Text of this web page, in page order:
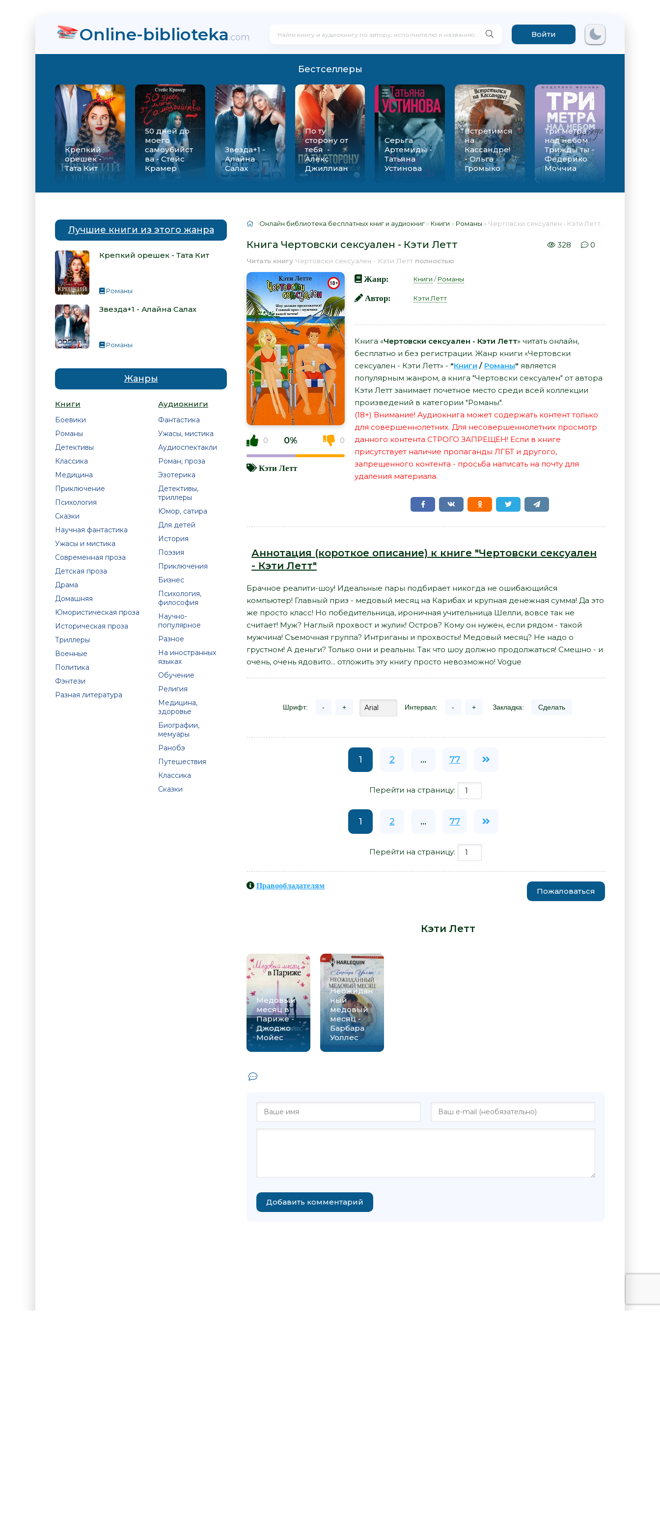
Online-biblioteka.com Войти
Бестселлеры
Крепкий
орешек -
Тата Кит
50 дней до
моего
самоубийст
ва - Стейс
Крамер
Звезда+1 -
Алайна
Салах
По ту
сторону от
тебя -
Алекс
Джиллиан
Серьга
Артемиды -
Татьяна
Устинова
Встретимся
на
Кассандре!
- Ольга
Громыко
Три метра
над небом.
Трижды ты -
Федерико
Моччиа
Лучшие книги из этого жанра
Крепкий орешек - Тата Кит
Романы
Звезда+1 - Алайна Салах
Романы
Жанры
Книги
Боевики
Романы
Детективы
Классика
Медицина
Приключение
Психология
Сказки
Научная фантастика
Ужасы и мистика
Современная проза
Детская проза
Драма
Домашняя
Юмористическая проза
Историческая проза
Триллеры
Военные
Политика
Фэнтези
Разная литература
Аудиокниги
Фантастика
Ужасы, мистика
Аудиоспектакли
Роман, проза
Эзотерика
Детективы,
триллеры
Юмор, сатира
Для детей
История
Поэзия
Приключения
Бизнес
Психология,
философия
Научно-
популярное
Разное
На иностранных
языках
Обучение
Религия
Медицина,
здоровье
Биографии,
мемуары
Ранобэ
Путешествия
Классика
Сказки
Онлайн библиотека бесплатных книг и аудиокниг » Книги » Романы » Чертовски сексуален - Кэти Летт 📕 - Книга онлайн бесплатно
Книга Чертовски сексуален - Кэти Летт 328 0
Читать книгу Чертовски сексуален - Кэти Летт полностью
0 0% 0
Кэти Летт
Жанр: Книги /Романы
Автор: Кэти Летт
Книга «Чертовски сексуален - Кэти Летт» читать онлайн,
бесплатно и без регистрации. Жанр книги «Чертовски
сексуален - Кэти Летт» - "Книги / Романы" является
популярным жанром, а книга "Чертовски сексуален" от автора
Кэти Летт занимает почетное место среди всей коллекции
произведений в категории "Романы".
(18+) Внимание! Аудиокнига может содержать контент только
для совершеннолетних. Для несовершеннолетних просмотр
данного контента СТРОГО ЗАПРЕЩЕН! Если в книге
присутствует наличие пропаганды ЛГБТ и другого,
запрещенного контента - просьба написать на почту для
удаления материала.
Аннотация (короткое описание) к книге "Чертовски сексуален
- Кэти Летт"
Брачное реалити-шоу! Идеальные пары подбирает никогда не ошибающийся
компьютер! Главный приз - медовый месяц на Карибах и крупная денежная сумма! Да это
же просто класс! Но победительница, ироничная учительница Шелли, вовсе так не
считает! Муж? Наглый прохвост и жулик! Остров? Кому он нужен, если рядом - такой
мужчина! Съемочная группа? Интриганы и прохвосты! Медовый месяц? Не надо о
грустном! А деньги? Только они и реальны. Так что шоу должно продолжаться! Смешно - и
очень, очень ядовито... отложить эту книгу просто невозможно! Vogue
Шрифт: - + Интервал: - + Закладка: Сделать
1 2 ... 77
Перейти на страницу:
1 2 ... 77
Перейти на страницу:
Правообладателям
Пожаловаться
Кэти Летт
Медовый
месяц в
Париже -
Джоджо
Мойес
Неожидан
ный
медовый
месяц -
Барбара
Уоллес
Добавить комментарий